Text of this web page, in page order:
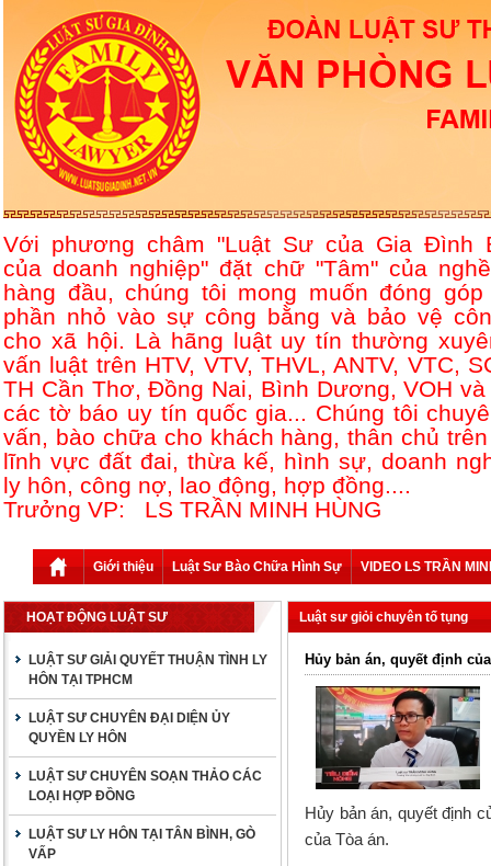
Với phương châm "Luật Sư của Gia Đình
của doanh nghiệp" đặt chữ "Tâm" của
hàng đầu, chúng tôi mong muốn đóng góp
phần nhỏ vào sự công bằng và bảo vệ
cho xã hội. Là hãng luật uy tín thường
vấn luật trên HTV, VTV, THVL, ANTV, VTC,
TH Cần Thơ, Đồng Nai, Bình Dương, VOH và
các tờ báo uy tín quốc gia... Chúng tôi
vấn, bào chữa cho khách hàng, thân chủ
lĩnh vực đất đai, thừa kế, hình sự, doanh
ly hôn, công nợ, lao động, hợp đồng....
Trưởng VP: LS TRẦN MINH HÙNG
Giới thiệu Luật Sư Bào Chữa Hình Sự VIDEO LS TRẦN
HOẠT ĐỘNG LUẬT SƯ
LUẬT SƯ GIẢI QUYẾT THUẬN TÌNH LY
HÔN TẠI TPHCM
LUẬT SƯ CHUYÊN ĐẠI DIỆN ỦY
QUYỀN LY HÔN
LUẬT SƯ CHUYÊN SOẠN THẢO CÁC
LOẠI HỢP ĐỒNG
LUẬT SƯ LY HÔN TẠI TÂN BÌNH, GÒ
VẤP
Luật sư giỏi chuyên tố tụng
Hủy bản án, quyết định
Hủy bản án, quyết định
của Tòa án.